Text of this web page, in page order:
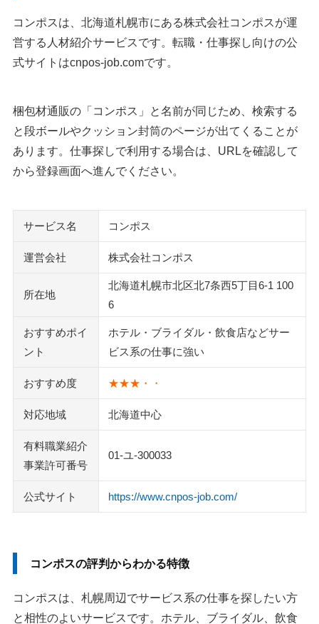
コンポスは、北海道札幌市にある株式会社コンポスが運
営する人材紹介サービスです。転職・仕事探し向けの公
式サイトはcnpos-job.comです。
梱包材通販の「コンポス」と名前が同じため、検索する
と段ボールやクッション封筒のページが出てくることが
あります。仕事探しで利用する場合は、URLを確認して
から登録画面へ進んでください。
サービス名 コンポス
運営会社 株式会社コンポス
所在地
北海道札幌市北区北7条西5丁目6-1 100
6
おすすめポイ
ント
ホテル・ブライダル・飲食店などサー
ビス系の仕事に強い
おすすめ度 ★★★・・
対応地域 北海道中心
有料職業紹介
事業許可番号
01-ユ-300033
公式サイト https://www.cnpos-job.com/
コンポスの評判からわかる特徴
コンポスは、札幌周辺でサービス系の仕事を探したい方
と相性のよいサービスです。ホテル、ブライダル、飲食